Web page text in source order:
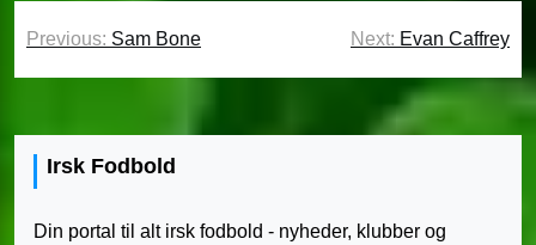
Indlægsnavigation
Previous: Sam Bone Next: Evan Caffrey
Irsk Fodbold
Din portal til alt irsk fodbold - nyheder, klubber og